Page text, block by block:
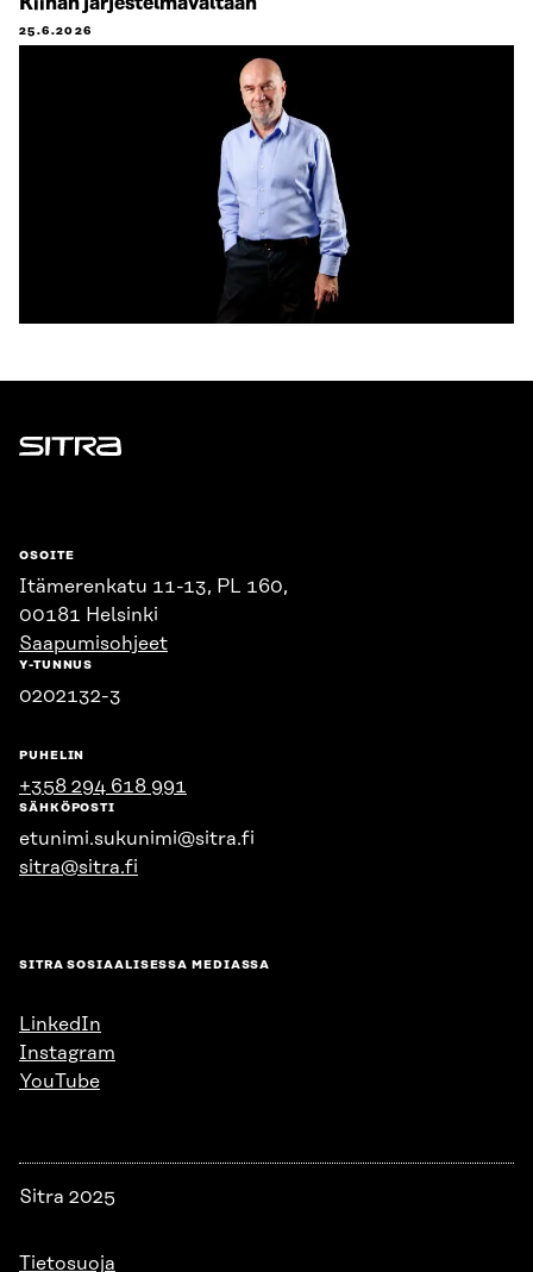
25.6.2026
Sitra
OSOITE
Itämerenkatu 11-13, PL 160,
00181 Helsinki
Saapumisohjeet
Y-TUNNUS
0202132-3
PUHELIN
+358 294 618 991
SÄHKÖPOSTI
etunimi.sukunimi@sitra.fi
sitra@sitra.fi
SITRA SOSIAALISESSA MEDIASSA
LinkedIn
Instagram
YouTube
Sitra 2025
Tietosuoja